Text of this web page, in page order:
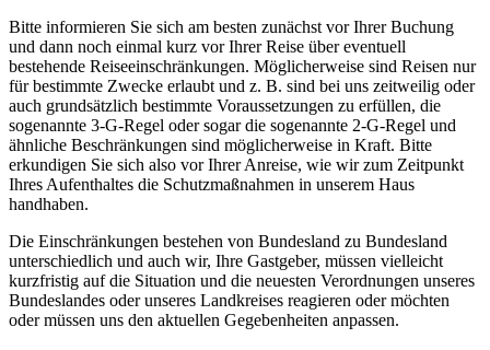
Bitte informieren Sie sich am besten zunächst vor Ihrer Buchung
und dann noch einmal kurz vor Ihrer Reise über eventuell
bestehende Reiseeinschränkungen. Möglicherweise sind Reisen nur
für bestimmte Zwecke erlaubt und z. B. sind bei uns zeitweilig oder
auch grundsätzlich bestimmte Voraussetzungen zu erfüllen, die
sogenannte 3-G-Regel oder sogar die sogenannte 2-G-Regel und
ähnliche Beschränkungen sind möglicherweise in Kraft. Bitte
erkundigen Sie sich also vor Ihrer Anreise, wie wir zum Zeitpunkt
Ihres Aufenthaltes die Schutzmaßnahmen in unserem Haus
handhaben.
Die Einschränkungen bestehen von Bundesland zu Bundesland
unterschiedlich und auch wir, Ihre Gastgeber, müssen vielleicht
kurzfristig auf die Situation und die neuesten Verordnungen unseres
Bundeslandes oder unseres Landkreises reagieren oder möchten
oder müssen uns den aktuellen Gegebenheiten anpassen.